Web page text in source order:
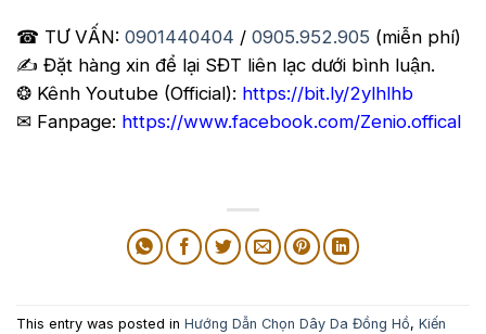
☎ TƯ VẤN: 0901440404 / 0905.952.905 (miễn phí)
✍️ Đặt hàng xin để lại SĐT liên lạc dưới bình luận.
❂ Kênh Youtube (Official): https://bit.ly/2ylhlhb
✉ Fanpage: https://www.facebook.com/Zenio.offical
This entry was posted in Hướng Dẫn Chọn Dây Da Đồng Hồ, Kiến